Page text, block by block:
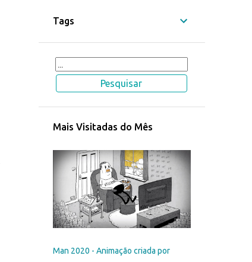
Tags
Mais Visitadas do Mês
Man 2020 - Animação criada por